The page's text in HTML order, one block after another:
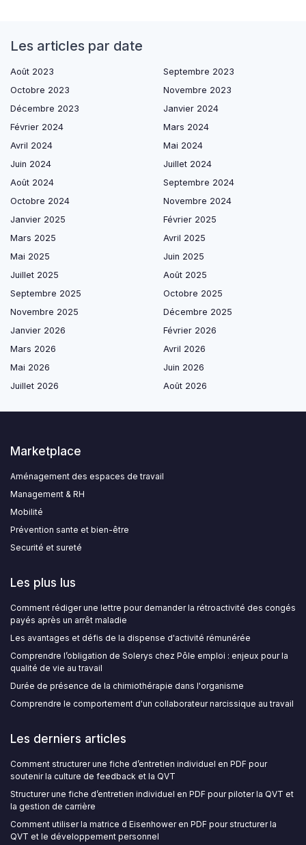
Les articles par date
Août 2023
Septembre 2023
Octobre 2023
Novembre 2023
Décembre 2023
Janvier 2024
Février 2024
Mars 2024
Avril 2024
Mai 2024
Juin 2024
Juillet 2024
Août 2024
Septembre 2024
Octobre 2024
Novembre 2024
Janvier 2025
Février 2025
Mars 2025
Avril 2025
Mai 2025
Juin 2025
Juillet 2025
Août 2025
Septembre 2025
Octobre 2025
Novembre 2025
Décembre 2025
Janvier 2026
Février 2026
Mars 2026
Avril 2026
Mai 2026
Juin 2026
Juillet 2026
Août 2026
Marketplace
Aménagement des espaces de travail
Management & RH
Mobilité
Prévention sante et bien-être
Securité et sureté
Les plus lus
Comment rédiger une lettre pour demander la rétroactivité des congés
payés après un arrêt maladie
Les avantages et défis de la dispense d'activité rémunérée
Comprendre l’obligation de Solerys chez Pôle emploi : enjeux pour la
qualité de vie au travail
Durée de présence de la chimiothérapie dans l'organisme
Comprendre le comportement d'un collaborateur narcissique au travail
Les derniers articles
Comment structurer une fiche d’entretien individuel en PDF pour
soutenir la culture de feedback et la QVT
Structurer une fiche d’entretien individuel en PDF pour piloter la QVT et
la gestion de carrière
Comment utiliser la matrice d Eisenhower en PDF pour structurer la
QVT et le développement personnel